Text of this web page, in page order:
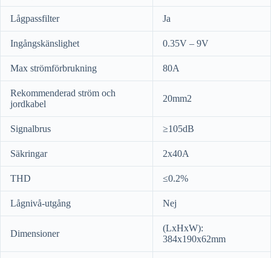
Lågpassfilter Ja
Ingångskänslighet 0.35V – 9V
Max strömförbrukning 80A
Rekommenderad ström och
jordkabel
20mm2
Signalbrus ≥105dB
Säkringar 2x40A
THD ≤0.2%
Lågnivå-utgång Nej
Dimensioner
(LxHxW):
384x190x62mm